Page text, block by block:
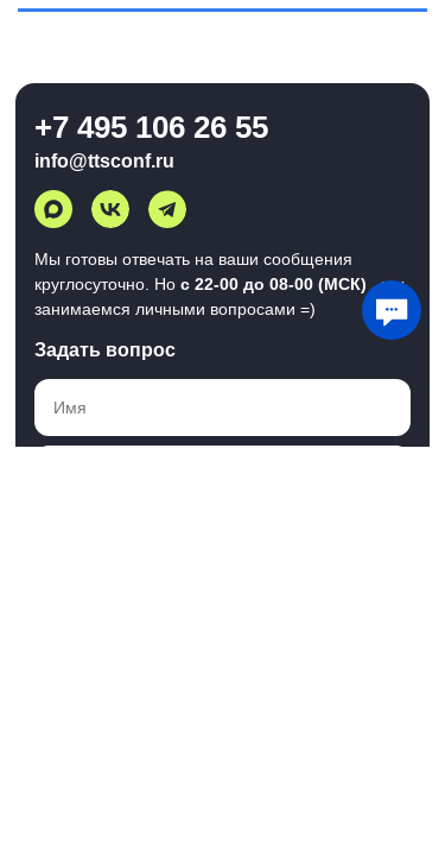
+7 495 106 26 55
info@ttsconf.ru
Мы готовы отвечать на ваши сообщения
круглосуточно. Но с 22-00 до 08-00 (МСК)мы
занимаемся личными вопросами =)
Задать вопрос